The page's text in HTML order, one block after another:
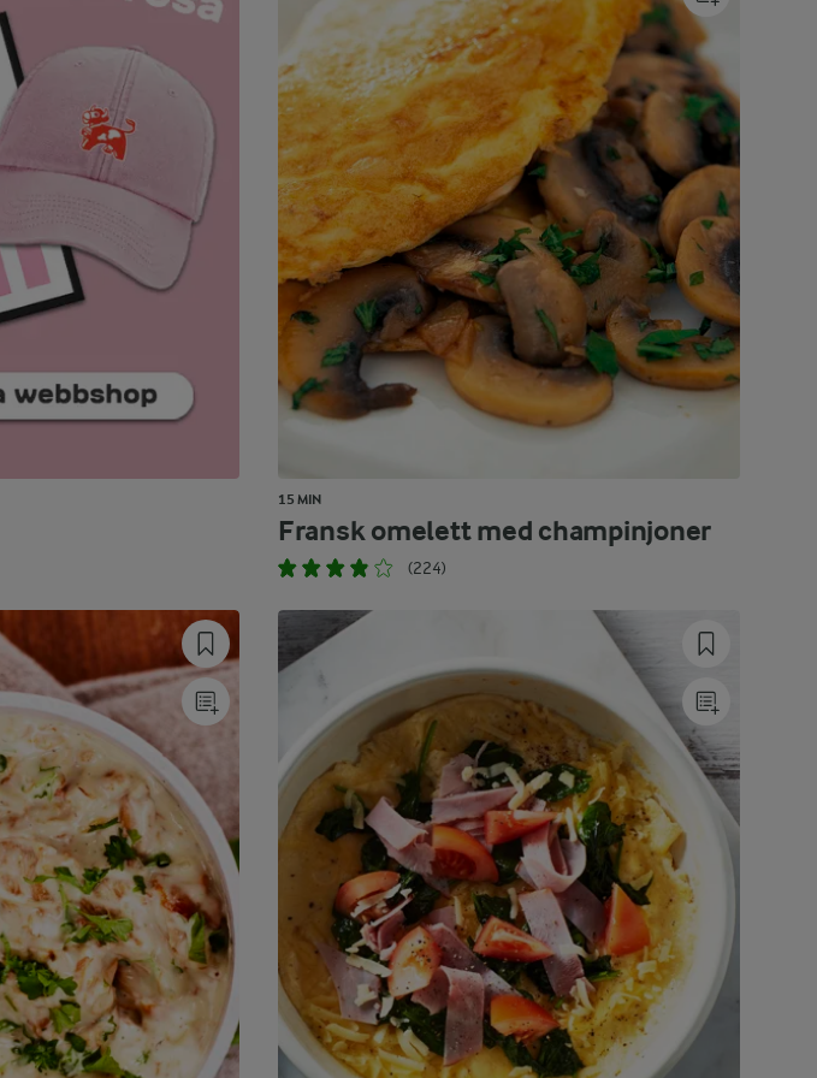
15 MIN
Fransk omelett med champinjoner
(224)